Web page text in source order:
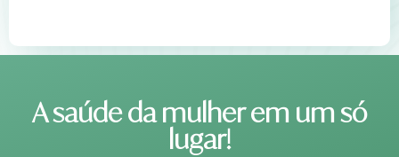
A saúde da mulher em um só
lugar!